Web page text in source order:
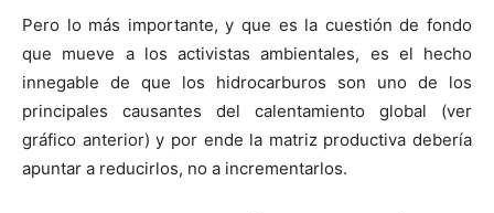
Pero lo más importante, y que es la cuestión de fondo
que mueve a los activistas ambientales, es el hecho
innegable de que los hidrocarburos son uno de los
principales causantes del calentamiento global (ver
gráfico anterior) y por ende la matriz productiva debería
apuntar a reducirlos, no a incrementarlos.